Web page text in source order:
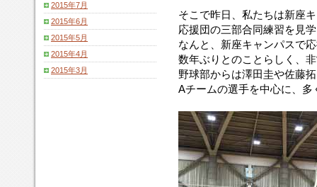
そこで昨日、私たちは新座
応援団の三部合同練習を見
なんと、新座キャンパスで
数年ぶりとのことらしく、
野球部からは澤田圭や佐藤
Aチームの選手を中心に、
2015年7月
2015年6月
2015年5月
2015年4月
2015年3月